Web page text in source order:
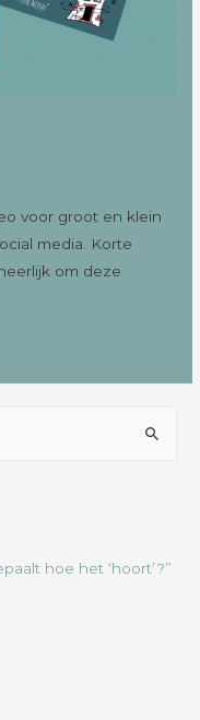
voor groot en klein
media. Korte
om deze
hoe het ‘hoort’?”